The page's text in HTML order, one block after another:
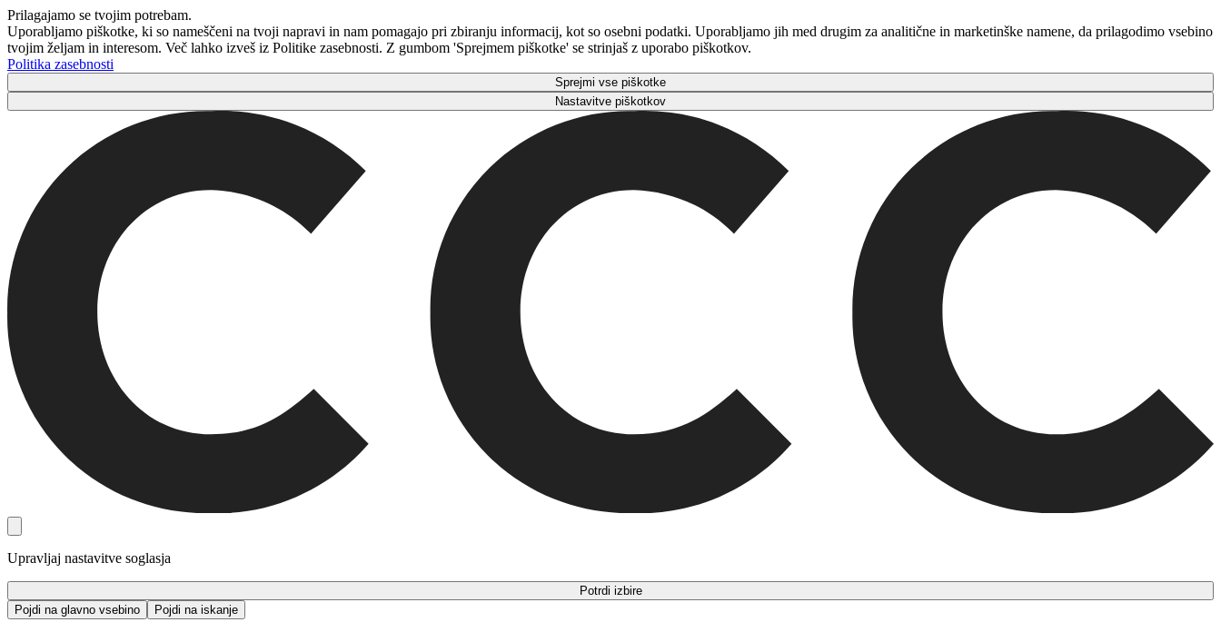
Prilagajamo se tvojim potrebam.
Uporabljamo piškotke, ki so nameščeni na tvoji napravi in ​​nam pomagajo pri zbiranju informacij, kot so osebni podatki. Uporabljamo jih med drugim za analitične in marketinške namene, da prilagodimo vsebino
tvojim željam in interesom. Več lahko izveš iz Politike zasebnosti. Z gumbom 'Sprejmem piškotke' se strinjaš z uporabo piškotkov.
Politika zasebnosti
Sprejmi vse piškotke
Nastavitve piškotkov
Upravljaj nastavitve soglasja
Potrdi izbire
Pojdi na glavno vsebino
Pojdi na iskanje